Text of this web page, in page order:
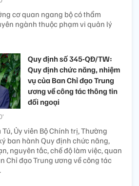
cơ quan ngang bộ có thẩm
ngành thuộc phạm vi quản lý
Quy định số 345-QĐ/TW:
Quy định chức năng, nhiệm
vụ của Ban Chỉ đạo Trung
ương về công tác thông tin
đối ngoại
Ủy viên Bộ Chính trị, Thường
ban hành Quy định chức năng,
nguyên tắc, chế độ làm việc, quan
Chỉ đạo Trung ương về công tác